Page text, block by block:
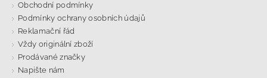
Obchodní podmínky
Podmínky ochrany osobních údajů
Reklamační řád
Vždy originální zboží
Prodávané značky
Napište nám